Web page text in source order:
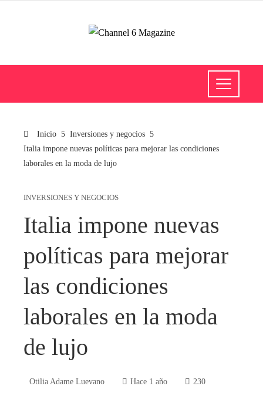
Inicio
Inversiones y negocios
Italia impone nuevas políticas para mejorar las condiciones
laborales en la moda de lujo
INVERSIONES Y NEGOCIOS
Italia impone nuevas
políticas para mejorar
las condiciones
laborales en la moda
de lujo
Otilia Adame Luevano Hace 1 año 230